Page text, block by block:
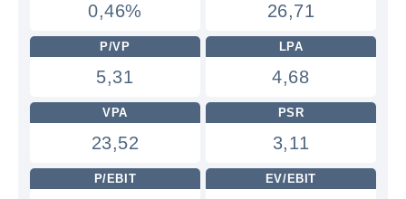
0,46% 26,71
P/VP
5,31
LPA
4,68
VPA
23,52
PSR
3,11
P/EBIT EV/EBIT